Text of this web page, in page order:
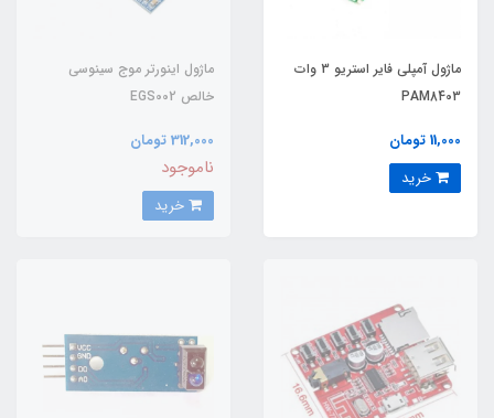
ماژول آمپلی فایر استریو 3 وات
PAM8403
11,000 تومان
ماژول اینورتر موج سینوسی
خالص EGS002
312,000 تومان
ناموجود